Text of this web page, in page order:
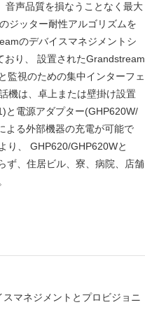
音声品質を損なうことなく最大
ジッター耐性アルゴリズムを
のデバイスマネジメントシ
おり、 設置されたGrandstream
監視のための集中インターフェ
機は、卓上または壁掛け設置
と電源アダプター(GHP620W/
よる外部機器の充電が可能で
り、 GHP620/GHP620Wと
ず、住居ビル、寮、病院、店舗
マネジメントとプロビジョニ